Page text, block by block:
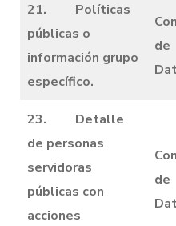
21. Políticas
públicas o
información grupo
específico.
de
23. Detalle
de personas
servidoras
públicas con
acciones
de